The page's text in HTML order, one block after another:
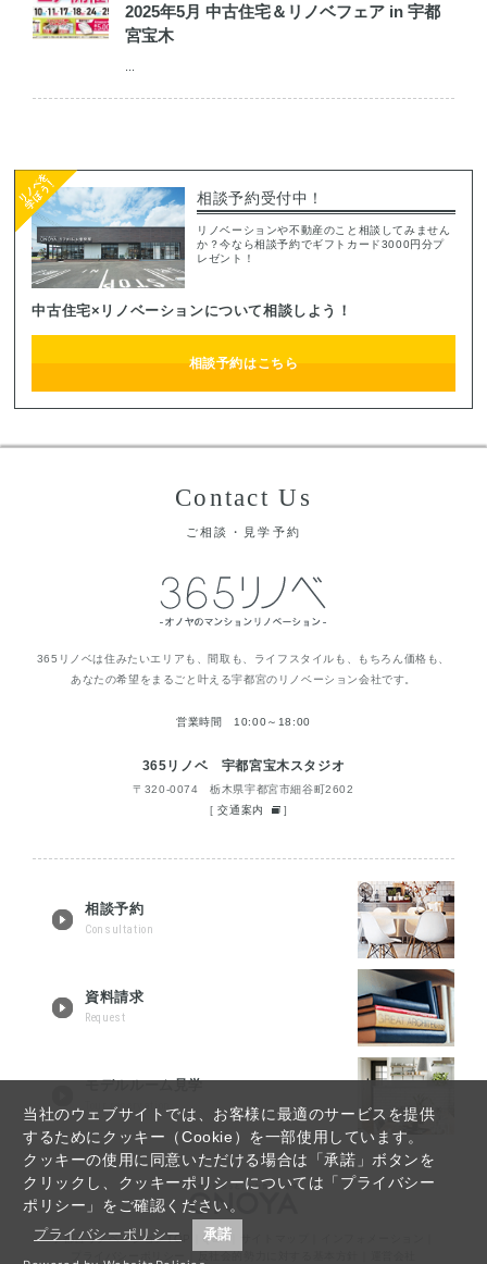
当社のウェブサイトでは、お客様に最適のサービスを提供
するためにクッキー（Cookie）を一部使用しています。
クッキーの使用に同意いただける場合は「承諾」ボタンを
クリックし、クッキーポリシーについては「プライバシー
ポリシー」をご確認ください。
プライバシーポリシー
承諾
2025年5月 中古住宅＆リノベフェア in 宇都
宮宝木
相談予約受付中！
リノベーションや不動産のこと相談してみません
か？今なら相談予約でギフトカード3000円分プ
レゼント！
中古住宅×リノベーションについて相談しよう！
相談予約はこちら
Contact Us
ご相談・見学予約
365リノベは住みたいエリアも、間取も、ライフスタイルも、もちろん価格も、
あなたの希望をまるごと叶える宇都宮のリノベーション会社です。
営業時間 10:00～18:00
365リノベ 宇都宮宝木スタジオ
〒320-0074 栃木県宇都宮市細谷町2602
[交通案内 ]
相談予約
Consultation
資料請求
Request
モデルルーム見学
Tour reservation
宇都宮リノベーションTOP Q&A｜